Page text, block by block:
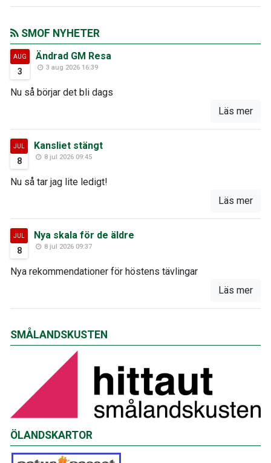
SMOF NYHETER
AUG
3
Ändrad GM Resa
3 aug 2026 16:39
Nu så börjar det bli dags
Läs mer
JUL
8
Kansliet stängt
8 jul 2026 09:45
Nu så tar jag lite ledigt!
Läs mer
JUL
8
Nya skala för de äldre
8 jul 2026 09:37
Nya rekommendationer för höstens tävlingar
Läs mer
SMÅLANDSKUSTEN
ÖLANDSKARTOR